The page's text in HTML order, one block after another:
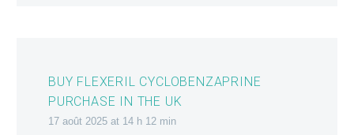
BUY FLEXERIL CYCLOBENZAPRINE
PURCHASE IN THE UK
17 août 2025 at 14 h 12 min